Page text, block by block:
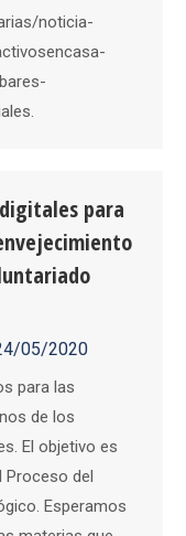
noticia-
para
05/2020
para las
de los
El objetivo es
Proceso del
Esperamos